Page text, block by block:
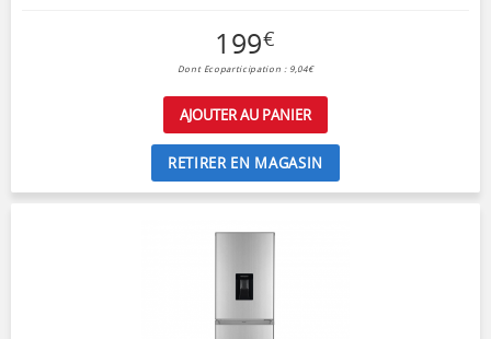
199€
Dont Ecoparticipation : 9,04€
AJOUTER AU PANIER
RETIRER EN MAGASIN